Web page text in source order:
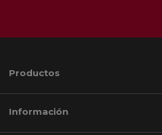
Productos
Información